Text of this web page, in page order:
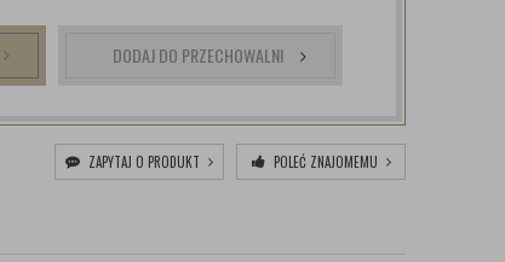
DODAJ DO PRZECHOWALNI
ZAPYTAJ O PRODUKT POLEĆ ZNAJOMEMU